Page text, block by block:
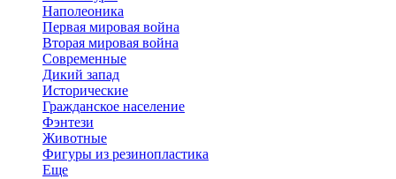
Наполеоника
Первая мировая война
Вторая мировая война
Современные
Дикий запад
Исторические
Гражданское население
Фэнтези
Животные
Фигуры из резинопластика
Еще